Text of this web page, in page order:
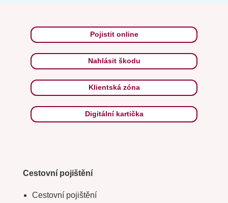
Pojistit online
Nahlásit škodu
Klientská zóna
Digitální kartička
Cestovní pojištění
Cestovní pojištění